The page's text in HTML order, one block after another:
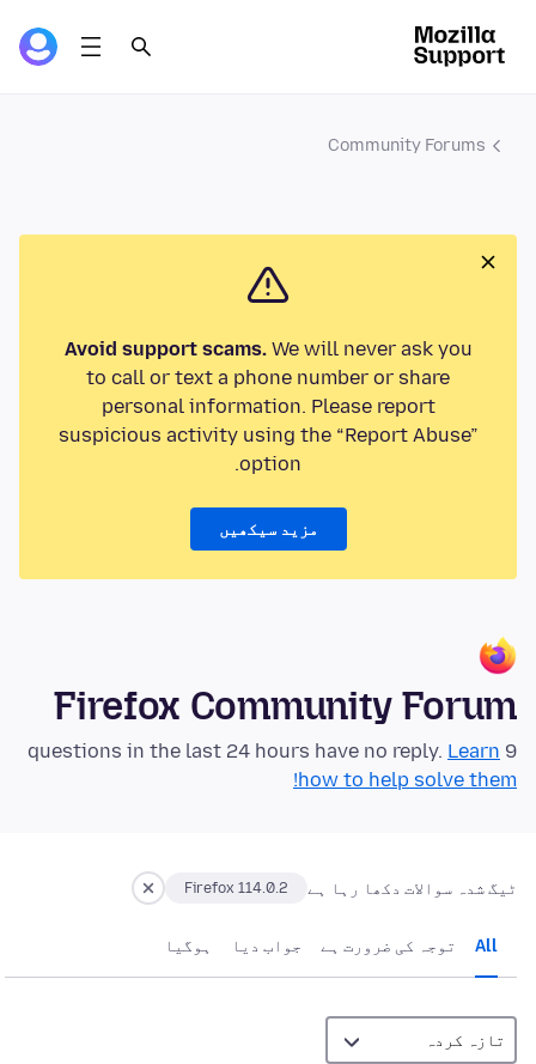
Community Forums
Avoid support scams.We will never ask you
to call or text a phone number or share
personal information. Please report
suspicious activity using the “Report Abuse”
option.
مزید سیکھیں
Firefox Community Forum
9 questions in the last 24 hours have no reply.
Learn
how to help solve them!
ٹیگ شدہ سوالات دکھا رہا ہے Firefox 114.0.2
All توجہ کی ضرورت ہے جواب دیا ہوگيا